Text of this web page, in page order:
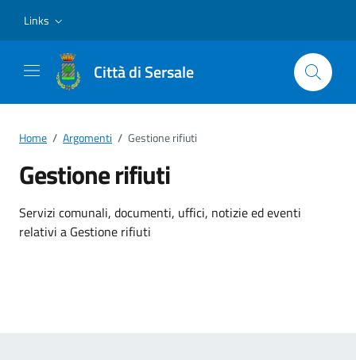
Links
Città di Sersale
Home / Argomenti / Gestione rifiuti
Gestione rifiuti
Dettagli dell'argomento
Servizi comunali, documenti, uffici, notizie ed eventi
relativi a Gestione rifiuti